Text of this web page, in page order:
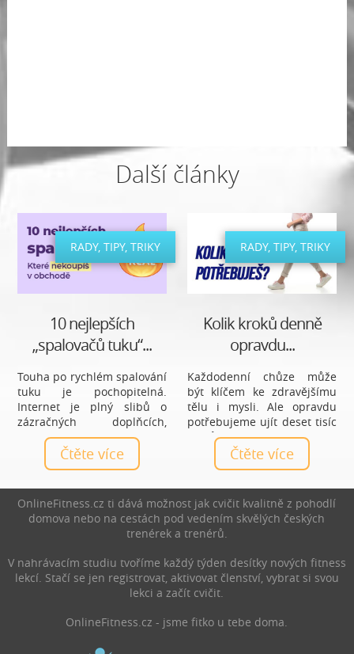
Další články
RADY, TIPY, TRIKY
10 nejlepších
„spalovačů tuku“...
Touha po rychlém spalování
tuku je pochopitelná.
Internet je plný slibů o
zázračných doplňcích,
čajích a tabletách, které
mají vyřešit hubnutí bez
námahy. Realita je ale méně
praktičtější: nejúčinnější
spalovače nejsou produkty,
ale každodenní návyky.
Čtěte více
RADY, TIPY, TRIKY
Kolik kroků denně
opravdu...
Každodenní chůze může
být klíčem ke zdravějšímu
tělu i mysli. Ale opravdu
potřebujeme ujít deset tisíc
kroků denně, nebo je to jen
mýtus? Zjistěte, jaký počet
kroků je ideální právě pro
zdraví.
Čtěte více
OnlineFitness.cz ti dává možnost jak cvičit kvalitně z pohodlí
domova nebo na cestách pod vedením skvělých českých
trenérek a trenérů.
V nahrávacím studiu tvoříme každý týden desítky nových fitness
lekcí. Stačí se jen registrovat, aktivovat členství, vybrat si svou
lekci a začít cvičit.
OnlineFitness.cz - jsme fitko u tebe doma.